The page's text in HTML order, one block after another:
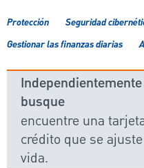
Protección Seguridad
Gestionar las finanzas diarias
busque
encuentre una
crédito que se
vida.